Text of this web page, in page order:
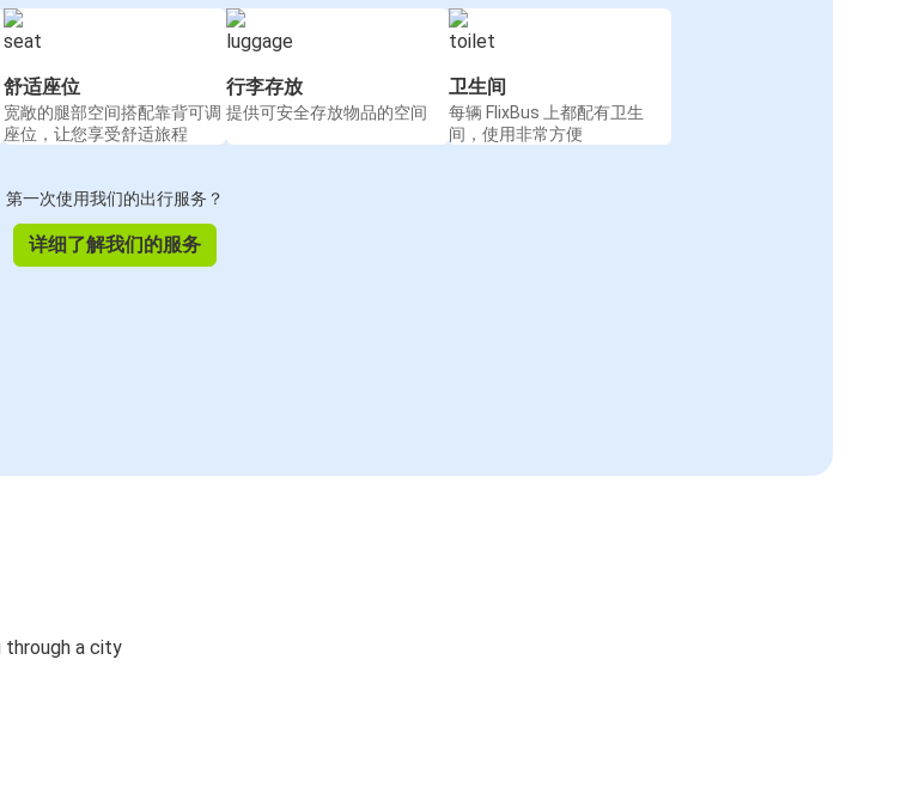
舒适座位
宽敞的腿部空间搭配靠背可调
座位，让您享受舒适旅程
行李存放
提供可安全存放物品的空间
卫生间
每辆 FlixBus 上都配有卫生
间，使用非常方便
第一次使用我们的出行服务？
详细了解我们的服务